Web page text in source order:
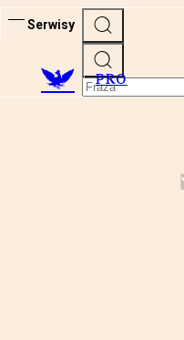
Serwisy
PRO